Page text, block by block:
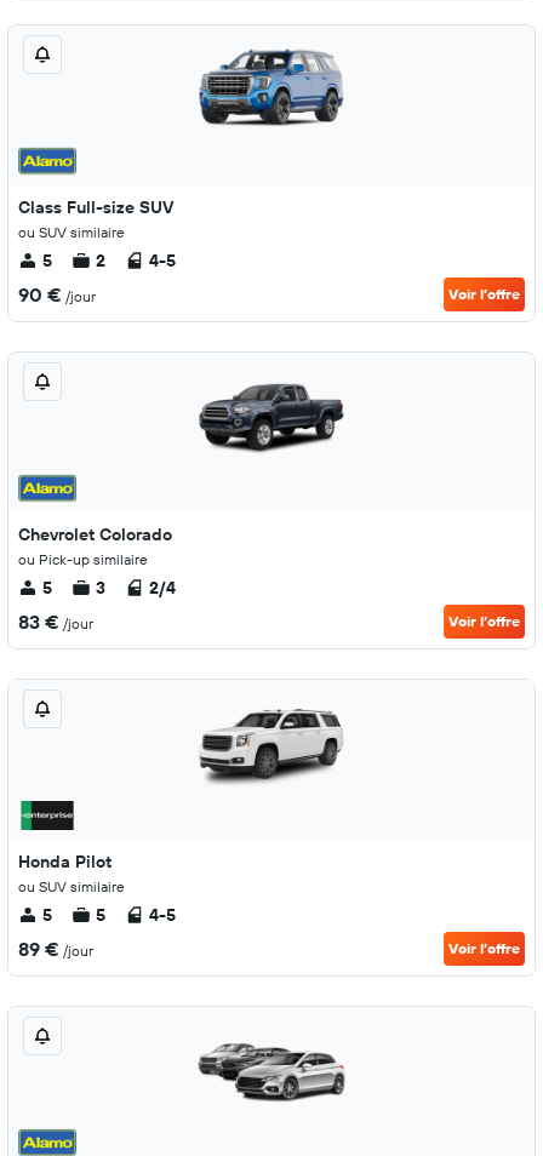
Class Full-size SUV
ou SUV similaire
5 2 4-5
90 € /jour Voir l’offre
Chevrolet Colorado
ou Pick-up similaire
5 3 2/4
83 € /jour Voir l’offre
Honda Pilot
ou SUV similaire
5 5 4-5
89 € /jour Voir l’offre